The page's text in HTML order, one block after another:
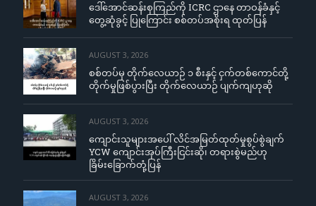
ဒေါ်အောင်ဆန်းစုကြည်ကို ICRC ဌာနေ တာဝန်ခံနှင့်
တွေ့ဆုံခွင့် ပြုကြောင်း စစ်တပ်အစိုးရ ထုတ်ပြန်
AUGUST 3, 2026
စစ်တပ်မှ တိုက်လေယာဉ် ၁ စီးနှင့် ငှက်တစ်ကောင်တို့
တိုက်မှုဖြစ်ပွားပြီး တိုက်လေယာဉ် ပျက်ကျဟုဆို
AUGUST 3, 2026
ကျောင်းသူများအပေါ် လိင်အမြတ်ထုတ်မှုစွပ်စွဲချက်
YCW ကျောင်းအုပ်ကြီးငြင်းဆို၊ တရားစွဲမည်ဟု
ခြိမ်းခြောက်တုံ့ပြန်
AUGUST 3, 2026